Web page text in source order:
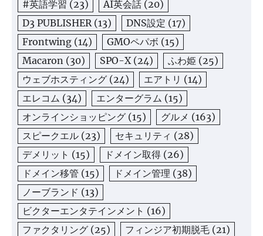
#英語学習 (23) AI英会話 (20)
D3 PUBLISHER (13) DNS設定 (17)
Frontwing (14) GMOペパボ (15)
Macaron (30) SPO-X (24) ふわ姫 (25)
ウェブホスティング (24) エアトリ (14)
エレコム (34) エンターグラム (15)
オンラインショッピング (15) グルメ (163)
スピークエル (23) セキュリティ (28)
デメリット (15) ドメイン取得 (26)
ドメイン移管 (15) ドメイン管理 (38)
ノーブランド (13)
ビクターエンタテインメント (16)
ファクタリング (25) フィンジア初期脱毛 (21)